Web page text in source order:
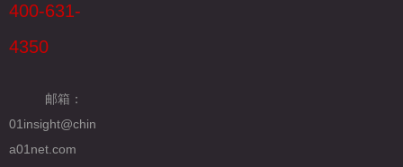
400-631-
4350
邮箱：
01insight@chin
a01net.com